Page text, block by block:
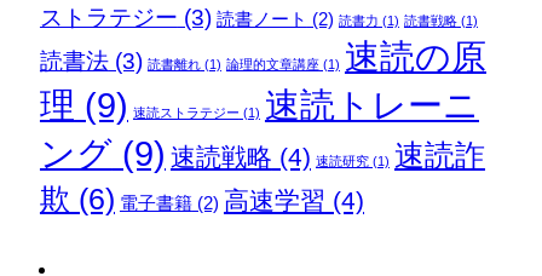
ストラテジー (3) 読書ノート (2) 読書力 (1) 読書戦略(1)
読書法(3) 読書離れ(1) 論理的文章講座(1) 速読の原
理 (9) 速読ストラテジー (1) 速読トレーニ
ング(9) 速読戦略 (4) 速読研究(1) 速読詐
欺 (6) 電子書籍(2) 高速学習 (4)